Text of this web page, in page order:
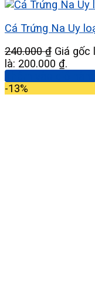
Cá Trứng Na Uy
240.000₫ Giá gốc
là: 200.000 ₫.
-13%